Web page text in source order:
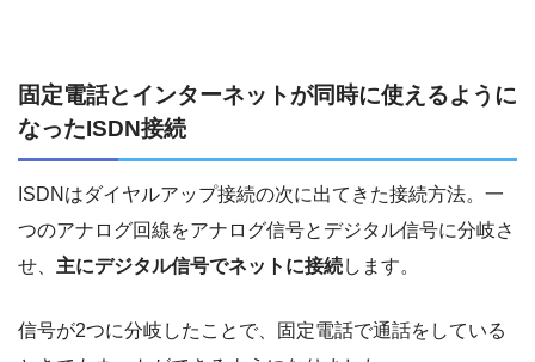
固定電話とインターネットが同時に使えるように
なったISDN接続
ISDNはダイヤルアップ接続の次に出てきた接続方法。一
つのアナログ回線をアナログ信号とデジタル信号に分岐さ
せ、 主にデジタル信号でネットに接続します。
信号が2つに分岐したことで、固定電話で通話をしている